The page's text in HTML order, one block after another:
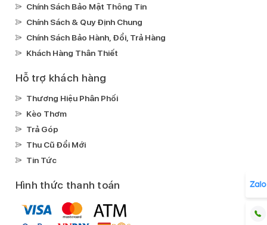
Chính Sách Bảo Mật Thông Tin
Chính Sách & Quy Định Chung
Chính Sách Bảo Hành, Đổi, Trả Hàng
Khách Hàng Thân Thiết
Hỗ trợ khách hàng
Thương Hiệu Phân Phối
Kèo Thơm
Trả Góp
Thu Cũ Đổi Mới
Tin Tức
Hình thức thanh toán